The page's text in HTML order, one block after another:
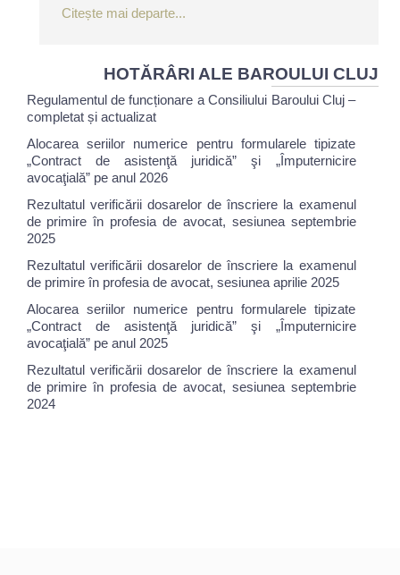
Citește mai departe...
HOTĂRÂRI ALE BAROULUI CLUJ
Regulamentul de funcționare a Consiliului Baroului Cluj –
completat și actualizat
Alocarea seriilor numerice pentru formularele tipizate
„Contract de asistenţă juridică” şi „Împuternicire
avocaţială” pe anul 2026
Rezultatul verificării dosarelor de înscriere la examenul
de primire în profesia de avocat, sesiunea septembrie
2025
Rezultatul verificării dosarelor de înscriere la examenul
de primire în profesia de avocat, sesiunea aprilie 2025
Alocarea seriilor numerice pentru formularele tipizate
„Contract de asistenţă juridică” şi „Împuternicire
avocaţială” pe anul 2025
Rezultatul verificării dosarelor de înscriere la examenul
de primire în profesia de avocat, sesiunea septembrie
2024